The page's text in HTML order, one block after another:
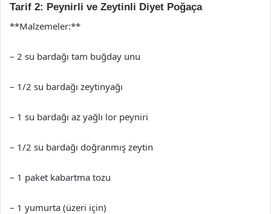
Tarif 2: Peynirli ve Zeytinli Diyet Poğaça
**Malzemeler:**
– 2 su bardağı tam buğday unu
– 1/2 su bardağı zeytinyağı
– 1 su bardağı az yağlı lor peyniri
– 1/2 su bardağı doğranmış zeytin
– 1 paket kabartma tozu
– 1 yumurta (üzeri için)